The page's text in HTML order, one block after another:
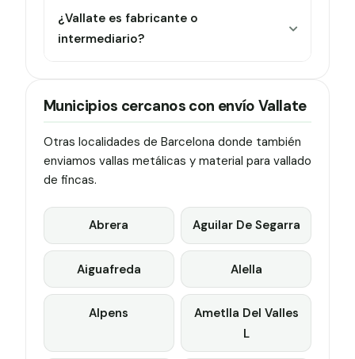
¿Vallate es fabricante o
intermediario?
Municipios cercanos con envío Vallate
Otras localidades de Barcelona donde también
enviamos vallas metálicas y material para vallado
de fincas.
Abrera Aguilar De Segarra
Aiguafreda Alella
Alpens
Ametlla Del Valles
L